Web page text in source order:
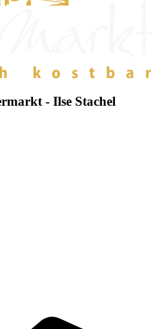
- Ilse Stachel